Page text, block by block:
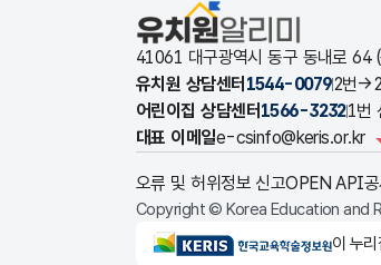
유치원알리미
41061 대구광역시 동구 동내로 64
유치원 상담센터 1544-00792번
어린이집 상담센터 1566-32321번
대표 이메일e-csinfo@keris.or.kr
오류 및 허위정보 신고OPEN API
Copyright © Korea Education and
KERIS한국교육학술정보원이 누